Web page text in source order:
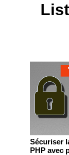
Sécuriser
PHP avec